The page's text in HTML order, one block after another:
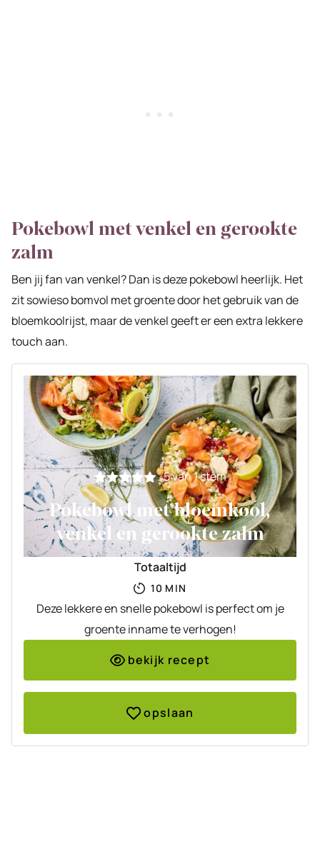
Pokebowl met venkel en gerookte
zalm
Ben jij fan van venkel? Dan is deze pokebowl heerlijk. Het
zit sowieso bomvol met groente door het gebruik van de
bloemkoolrijst, maar de venkel geeft er een extra lekkere
touch aan.
5van 1 stem
Pokebowl met bloemkool,
venkel en gerookte zalm
Totaaltijd
10 MINUTEN
MIN
Deze lekkere en snelle pokebowl is perfect om je
groente inname te verhogen!
bekijk recept
opslaan